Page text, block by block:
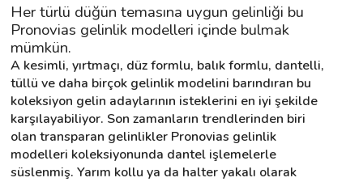
Her türlü düğün temasına uygun gelinliği bu
Pronovias gelinlik modelleri içinde bulmak
mümkün.
A kesimli, yırtmaçı, düz formlu, balık formlu, dantelli,
tüllü ve daha birçok gelinlik modelini barındıran bu
koleksiyon gelin adaylarının isteklerini en iyi şekilde
karşılayabiliyor. Son zamanların trendlerinden biri
olan transparan gelinlikler Pronovias gelinlik
modelleri koleksiyonunda dantel işlemelerle
süslenmiş. Yarım kollu ya da halter yakalı olarak